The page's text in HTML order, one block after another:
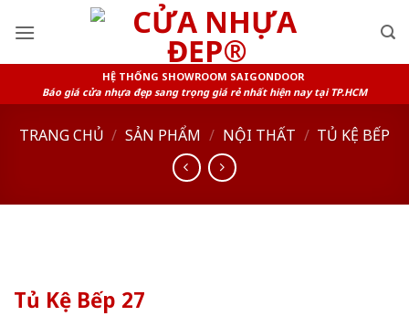
HỆ THỐNG SHOWROOM SAIGONDOOR
Báo giá cửa nhựa đẹp sang trọng giá rẻ nhất hiện nay tại TP.HCM
TRANG CHỦ / SẢN PHẨM / NỘI THẤT / TỦ KỆ BẾP
Tủ Kệ Bếp 27